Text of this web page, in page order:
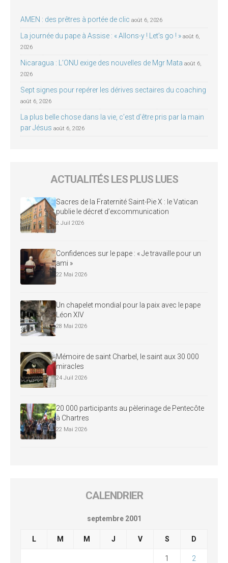
AMEN : des prêtres à portée de clic août 6, 2026
La journée du pape à Assise : « Allons-y ! Let’s go ! » août 6,
2026
Nicaragua : L’ONU exige des nouvelles de Mgr Mata août 6,
2026
Sept signes pour repérer les dérives sectaires du coaching
août 6, 2026
La plus belle chose dans la vie, c’est d’être pris par la main
par Jésus août 6, 2026
ACTUALITÉS LES PLUS LUES
Sacres de la Fraternité Saint-Pie X : le Vatican
publie le décret d’excommunication
2 Juil 2026
Confidences sur le pape : « Je travaille pour un
ami »
22 Mai 2026
Un chapelet mondial pour la paix avec le pape
Léon XIV
28 Mai 2026
Mémoire de saint Charbel, le saint aux 30 000
miracles
24 Juil 2026
20 000 participants au pèlerinage de Pentecôte
à Chartres
22 Mai 2026
CALENDRIER
septembre 2001
L M M J V S D
1 2